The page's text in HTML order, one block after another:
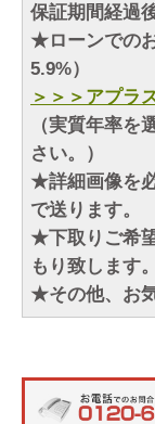
保証期間経過
★ローンでの
5.9%）
＞＞＞アプラ
（実質年率を
さい。）
★詳細画像を
で送ります。
★下取りご希
もり致します。
★その他、お